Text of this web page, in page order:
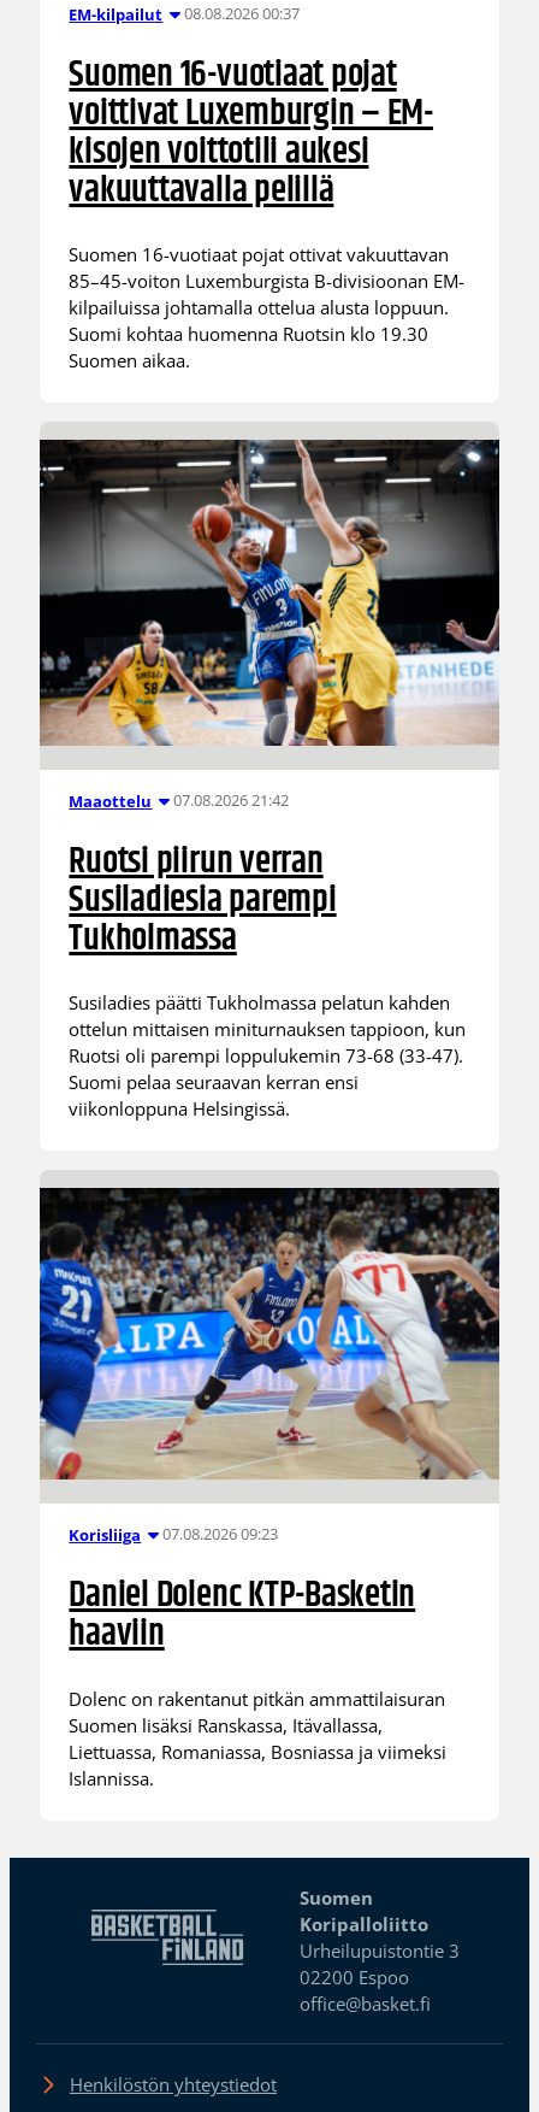
EM-kilpailut 08.08.2026 00:37
Suomen 16-vuotiaat pojat
voittivat Luxemburgin – EM-
kisojen voittotili aukesi
vakuuttavalla pelillä
Suomen 16-vuotiaat pojat ottivat vakuuttavan
85–45-voiton Luxemburgista B-divisioonan EM-
kilpailuissa johtamalla ottelua alusta loppuun.
Suomi kohtaa huomenna Ruotsin klo 19.30
Suomen aikaa.
Maaottelu 07.08.2026 21:42
Ruotsi piirun verran
Susiladiesia parempi
Tukholmassa
Susiladies päätti Tukholmassa pelatun kahden
ottelun mittaisen miniturnauksen tappioon, kun
Ruotsi oli parempi loppulukemin 73-68 (33-47).
Suomi pelaa seuraavan kerran ensi
viikonloppuna Helsingissä.
Korisliiga 07.08.2026 09:23
Daniel Dolenc KTP-Basketin
haaviin
Dolenc on rakentanut pitkän ammattilaisuran
Suomen lisäksi Ranskassa, Itävallassa,
Liettuassa, Romaniassa, Bosniassa ja viimeksi
Islannissa.
Suomen
Koripalloliitto
Urheilupuistontie 3
02200 Espoo
office@basket.fi
Henkilöstön yhteystiedot